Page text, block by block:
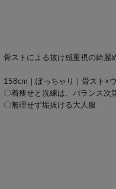
骨ストによる抜け感重視の綺麗
158cm｜ぽっちゃり｜骨スト×
〇着痩せと洗練は、バランス次
〇無理せず垢抜ける大人服